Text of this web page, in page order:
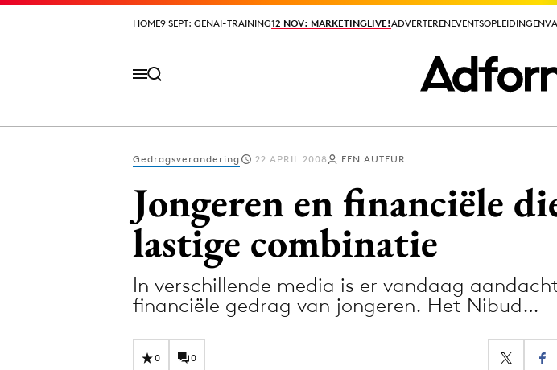
HOME9 SEPT: GENAI-TRAINING12 NOV: MARKETINGLIVE!ADVERTERENEVENTSOPLEIDINGEN
HOME9 SEPT: GENAI-TRAINING12 NOV: MARKETINGLIVE!ADVERTERENEVENTSOPLEIDINGEN
Design
Digital transformation
Gedragsverandering 22 APRIL 2008 EEN AUTEUR
Jongeren en financiële
lastige combinatie
In verschillende media is er vandaag
financiële gedrag van jongeren. Het Nibud…
0 0